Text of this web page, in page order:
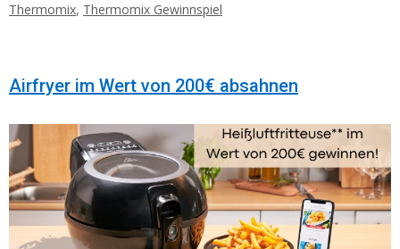
Thermomix, Thermomix Gewinnspiel
Airfryer im Wert von 200€ absahnen